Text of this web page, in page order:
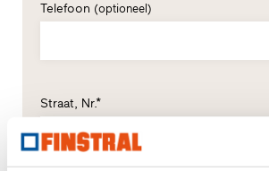
Telefoon (optioneel)
Straat, Nr.*